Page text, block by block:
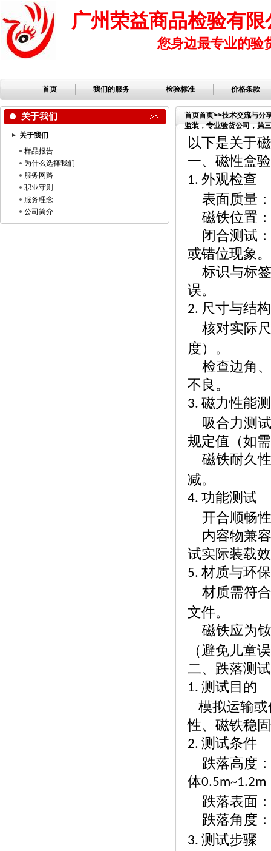
广州荣益商品检验有限
您身边最专业的验
首页 我们的服务 检验标准 价格条款
关于我们
关于我们
样品报告
为什么选择我们
服务网路
职业守则
服务理念
公司简介
首页首页>>技术交流与分
监装，专业验货公司，第
公司，服装检品，鞋子检
以下是关于
一、磁性盒
1. 外观检查
表面质量
磁铁位置
闭合测试
或错位现象。
标识与标
误。
2. 尺寸与结
核对实际
度）。
检查边角
不良。
3. 磁力性能
吸合力测
规定值（如
磁铁耐久
减。
4. 功能测试
开合顺畅
内容物兼
试实际装载
5. 材质与环
材质需符合
文件。
磁铁应为
（避免儿童
二、跌落测
1. 测试目的
模拟运输
性、磁铁稳
2. 测试条件
跌落高度
体0.5m~1.2m
跌落表面
跌落角度
3. 测试步骤